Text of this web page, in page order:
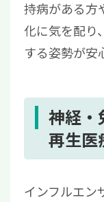
持病がある方
化に気を配り
する姿勢が安
神経・
再生医
インフルエン